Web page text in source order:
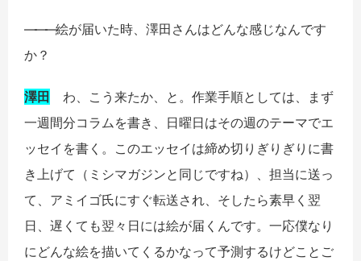
―――絵が届いた時、澤田さんはどんな感じなんです
か？
澤田
わ、こう来たか、と。作業手順としては、まず
一週間分コラムを書き、日曜日はその週のテーマでエ
ッセイを書く。このエッセイは締め切りぎりぎりに書
き上げて（ミシマガジンと同じですね）、担当に送っ
て、アミイゴ氏にすぐ転送され、そしたら素早く翌
日、遅くても翌々日には絵が届くんです。一応僕なり
にどんな絵を描いてくるかなって予測するけどことご